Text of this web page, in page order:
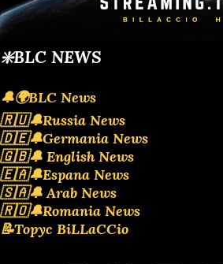
❇️BLC NEWS
🔔🌍BLC News
🇷🇺🔔Russia News
🇩🇪🔔Germania News
🇬🇧🔔 English News
🇪🇦🔔Espana News
🇸🇦🔔 Arab News
🇷🇴🔔Romania News
📝Topyc BiLLaCCio